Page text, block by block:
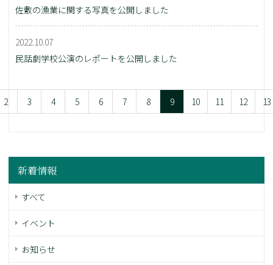
佐敷の漁業に関する写真を公開しました
2022.10.07
民話劇学校公演のレポートを公開しました
2 3 4 5 6 7 8 9 10 11 12 13
新着情報
すべて
イベント
お知らせ